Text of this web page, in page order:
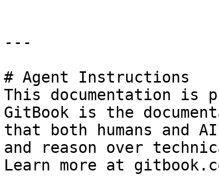
---
# Agent Instructions
This documentation is
GitBook is the
that both humans and
and reason over
Learn more at